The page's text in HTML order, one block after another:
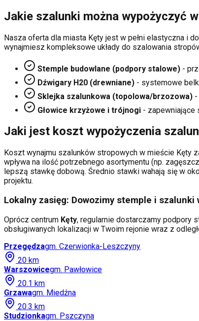
Jakie szalunki można wypożyczyć w
Nasza oferta dla miasta Kęty jest w pełni elastyczna i
wynajmiesz kompleksowe układy do szalowania
Stemple budowlane (podpory stalowe) -
Dźwigary H20 (drewniane) - systemowe
Sklejka szalunkowa (topolowa/brzozowa) -
Głowice krzyżowe i trójnogi - zapewniające
Jaki jest koszt wypożyczenia
Koszt wynajmu szalunków stropowych w mieście Kęty
wpływa na ilość potrzebnego asortymentu (np.
lepszą stawkę dobową. Średnio stawki wahają się w
projektu.
Lokalny zasięg: Dowozimy stemple i szalunki
Oprócz centrum Kęty, regularnie dostarczamy podpory
obsługiwanych lokalizacji w Twoim rejonie wraz z
Przegędzagm. Czerwionka-Leszczyny
20 km
Warszowicegm. Pawłowice
20.1 km
Grzawagm. Miedźna
20.3 km
Studzionkagm. Pszczyna